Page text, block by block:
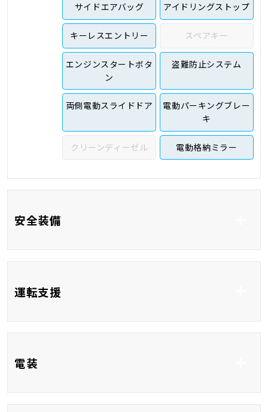
サイドエアバッグ アイドリングストップ
キーレスエントリー スペアキー
エンジンスタートボタ
ン
盗難防止システム
両側電動スライドドア
電動パーキングブレー
キ
クリーンディーゼル 電動格納ミラー
安全装備
テム
運転支援
ニター
電装